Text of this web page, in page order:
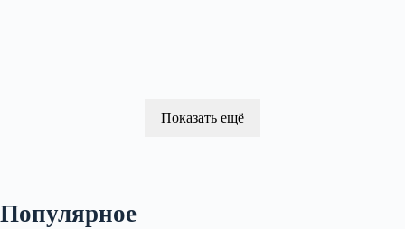
Показать ещё
Популярное